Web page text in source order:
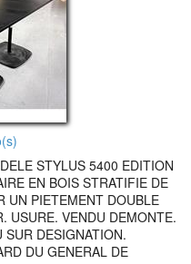
STYLUS 5400 EDITION
EN BOIS STRATIFIE DE
UN PIETEMENT DOUBLE
USURE. VENDU DEMONTE.
DESIGNATION.
DU GENERAL DE